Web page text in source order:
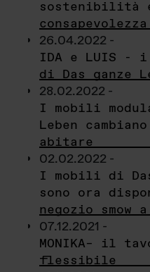
sostenibilità
26.04.2022 -
IDA e LUIS -
di Das ganze
28.02.2022 -
I mobili
Leben
abitare
02.02.2022 -
I mobili di
sono ora
negozio smow
07.12.2021 -
MONIKA– il
flessibile